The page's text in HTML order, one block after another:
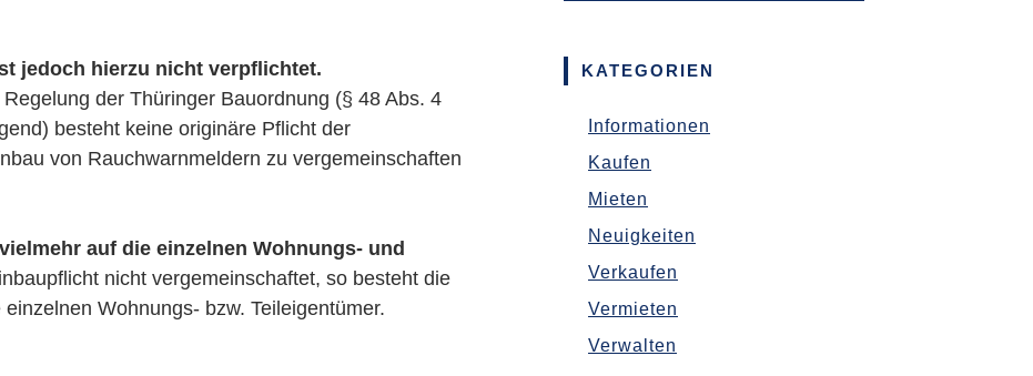
jedoch hierzu nicht verpflichtet.
der Thüringer Bauordnung (§ 48 Abs. 4
besteht keine originäre Pflicht der
von Rauchwarnmeldern zu vergemeinschaften
auf die einzelnen Wohnungs- und
nicht vergemeinschaftet, so besteht die
Wohnungs- bzw. Teileigentümer.
KATEGORIEN
Informationen
Kaufen
Mieten
Neuigkeiten
Verkaufen
Vermieten
Verwalten